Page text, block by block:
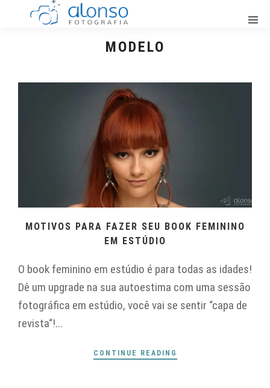
MODELO
MOTIVOS PARA FAZER SEU BOOK FEMININO
EM ESTÚDIO
O book feminino em estúdio é para todas as idades!
Dê um upgrade na sua autoestima com uma sessão
fotográfica em estúdio, você vai se sentir “capa de
revista“!...
CONTINUE READING